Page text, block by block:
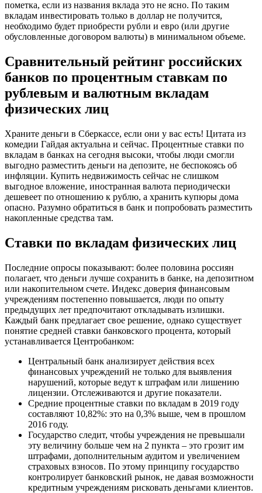
пометка, если из названия вклада это не ясно. По таким
вкладам инвестировать только в доллар не получится,
необходимо будет приобрести рубли и евро (или другие
обусловленные договором валюты) в минимальном объеме.
Сравнительный рейтинг российских
банков по процентным ставкам по
рублевым и валютным вкладам
физических лиц
Храните деньги в Сберкассе, если они у вас есть! Цитата из
комедии Гайдая актуальна и сейчас. Процентные ставки по
вкладам в банках на сегодня высоки, чтобы люди смогли
выгодно разместить деньги на депозите, не беспокоясь об
инфляции. Купить недвижимость сейчас не слишком
выгодное вложение, иностранная валюта периодически
дешевеет по отношению к рублю, а хранить купюры дома
опасно. Разумно обратиться в банк и попробовать разместить
накопленные средства там.
Ставки по вкладам физических лиц
Последние опросы показывают: более половина россиян
полагает, что деньги лучше сохранить в банке, на депозитном
или накопительном счете. Индекс доверия финансовым
учреждениям постепенно повышается, люди по опыту
предыдущих лет предпочитают откладывать излишки.
Каждый банк предлагает свое решение, однако существует
понятие средней ставки банковского процента, который
устанавливается Центробанком:
Центральный банк анализирует действия всех
финансовых учреждений не только для выявления
нарушений, которые ведут к штрафам или лишению
лицензии. Отслеживаются и другие показатели.
Средние процентные ставки по вкладам в 2019 году
составляют 10,82%: это на 0,3% выше, чем в прошлом
2016 году.
Государство следит, чтобы учреждения не превышали
эту величину больше чем на 2 пункта – это грозит им
штрафами, дополнительным аудитом и увеличением
страховых взносов. По этому принципу государство
контролирует банковский рынок, не давая возможности
кредитным учреждениям рисковать деньгами клиентов.